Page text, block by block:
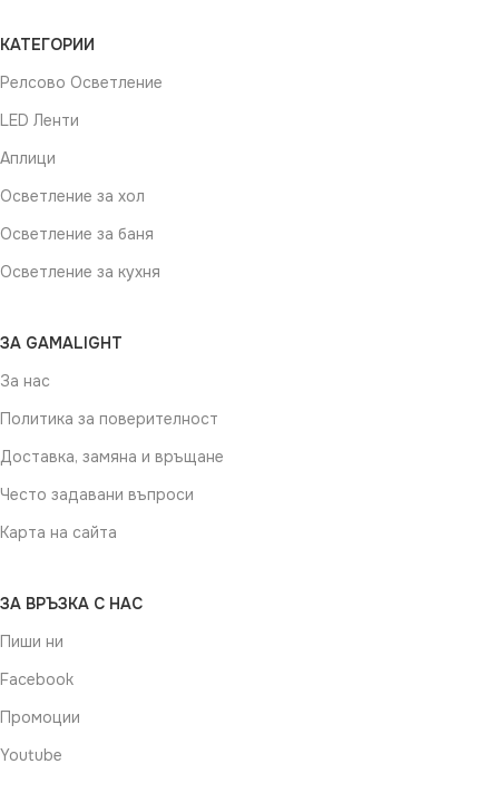
КАТЕГОРИИ
Релсово Осветление
LED Ленти
Аплици
Осветление за хол
Осветление за баня
Осветление за кухня
ЗА GAMALIGHT
За нас
Политика за поверителност
Доставка, замяна и връщане
Често задавани въпроси
Карта на сайта
ЗА ВРЪЗКА С НАС
Пиши ни
Facebook
Промоции
Youtube